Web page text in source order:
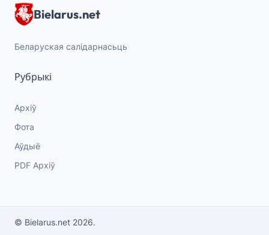
Bielarus.net
Беларуская салідарнасьць
Рубрыкі
Архіў
Фота
Аўдыё
PDF Архіў
© Bielarus.net 2026.